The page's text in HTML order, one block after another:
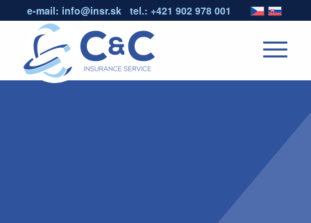
e-mail: info@insr.sktel.: +421 902 978 001